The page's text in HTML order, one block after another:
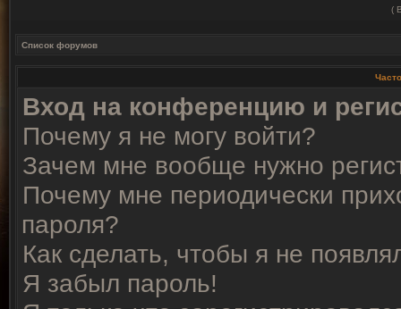
(
Список форумов
Вход на конференцию и
Почему я не могу войти?
Зачем мне вообще нужно
Почему мне периодически
пароля?
Как сделать, чтобы я не
Я забыл пароль!